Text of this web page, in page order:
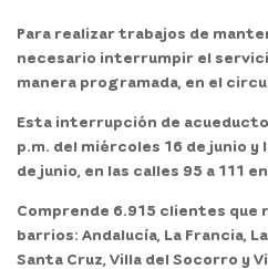
Para realizar trabajos de
necesario interrumpir el
manera programada, en el
Esta interrupción de acueducto
p.m. del miércoles 16 de junio y
de junio, en las calles 95 a 111
Comprende 6.915 clientes que
barrios: Andalucía, La Francia,
Santa Cruz, Villa del Socorro y